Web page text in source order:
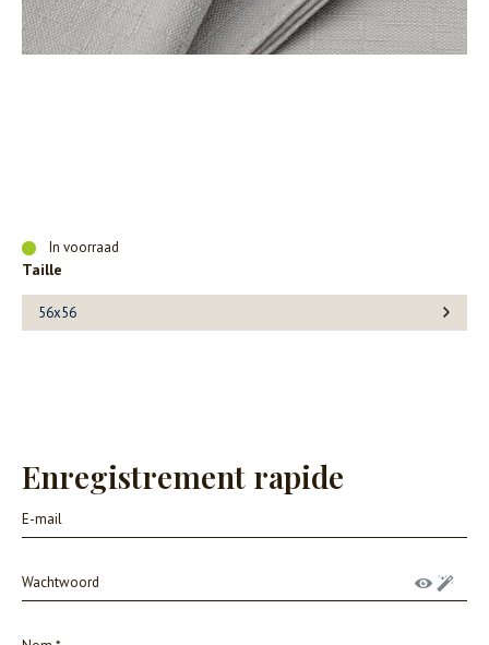
In voorraad
Taille
56x56
Enregistrement rapide